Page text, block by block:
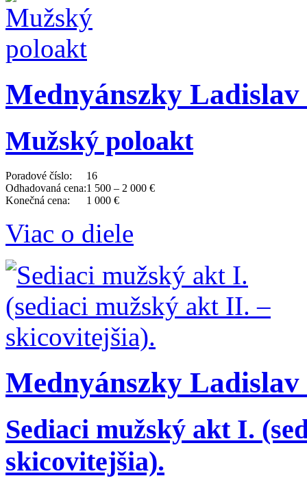
Mednyánszky Ladislav
Mužský poloakt
Poradové číslo:
16
Odhadovaná cena:1 500 – 2 000 €
Konečná cena:
1 000 €
Viac o diele
Mednyánszky Ladislav
Sediaci mužský akt I.
skicovitejšia).